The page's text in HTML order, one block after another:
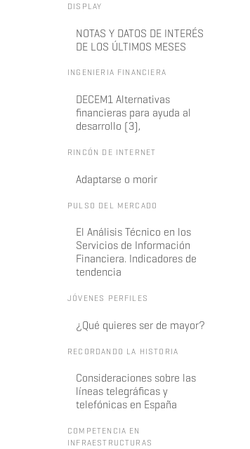
DISPLAY
NOTAS Y DATOS DE INTERÉS
DE LOS ÚLTIMOS MESES
INGENIERIA FINANCIERA
DECEM1 Alternativas
financieras para ayuda al
desarrollo (3),
RINCÓN DE INTERNET
Adaptarse o morir
PULSO DEL MERCADO
El Análisis Técnico en los
Servicios de Información
Financiera. Indicadores de
tendencia
JÓVENES PERFILES
¿Qué quieres ser de mayor?
RECORDANDO LA HISTORIA
Consideraciones sobre las
líneas telegráficas y
telefónicas en España
COMPETENCIA EN
INFRAESTRUCTURAS